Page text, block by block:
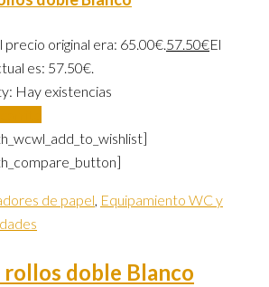
precio original era: 65.00€.57.50€El
es: 57.50€.
Hay existencias
de papel, Equipamiento WC y
rollos doble Blanco